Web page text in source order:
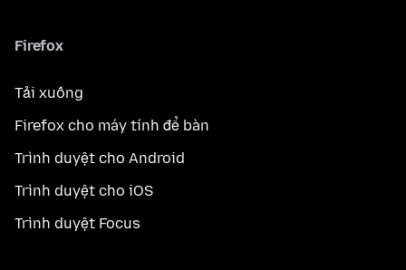
Firefox
Tải xuống
Firefox cho máy tính để bàn
Trình duyệt cho Android
Trình duyệt cho iOS
Trình duyệt Focus